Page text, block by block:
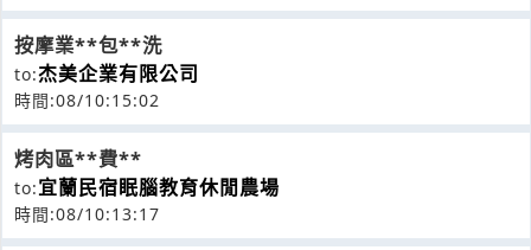
按摩業**包**洗
to:杰美企業有限公司
時間:08/10:15:02
烤肉區**費**
to:宜蘭民宿眠腦教育休閒農場
時間:08/10:13:17